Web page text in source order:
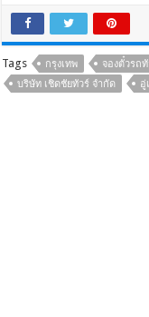
Tags กรุงเทพ จองตั๋วรถ
บริษัท เชิดชัยทัวร์ จำกัด
อู่